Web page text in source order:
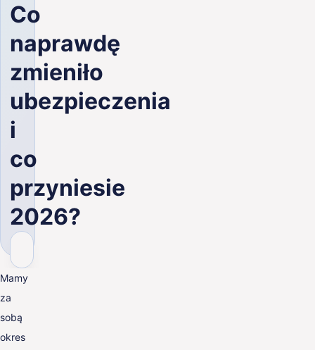
Co
naprawdę
zmieniło
ubezpieczenia
i
co
przyniesie
2026?
Mamy
za
sobą
okres